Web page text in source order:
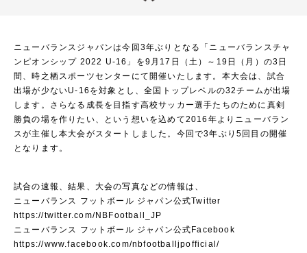
ニューバランスジャパンは今回3年ぶりとなる「ニューバランスチャ
ンピオンシップ 2022 U-16」を9月17日（土）～19日（月）の3日
間、時之栖スポーツセンターにて開催いたします。本大会は、試合
出場が少ないU-16を対象とし、全国トップレベルの32チームが出場
します。さらなる成長を目指す高校サッカー選手たちのために真剣
勝負の場を作りたい、という想いを込めて2016年よりニューバラン
スが主催し本大会がスタートしました。今回で3年ぶり5回目の開催
となります。
試合の速報、結果、大会の写真などの情報は、
ニューバランス フットボール ジャパン公式Twitter
https://twitter.com/NBFootball_JP
ニューバランス フットボール ジャパン公式Facebook
https://www.facebook.com/nbfootballjpofficial/